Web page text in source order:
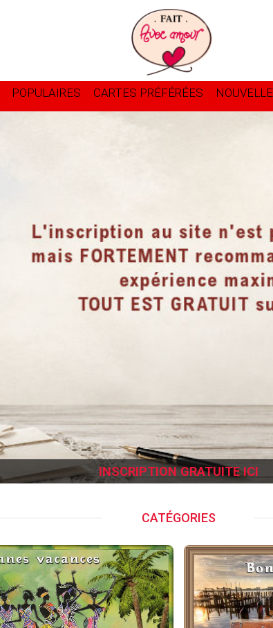
POPULAIRES CARTES PRÉFÉRÉES
CATÉGORIES